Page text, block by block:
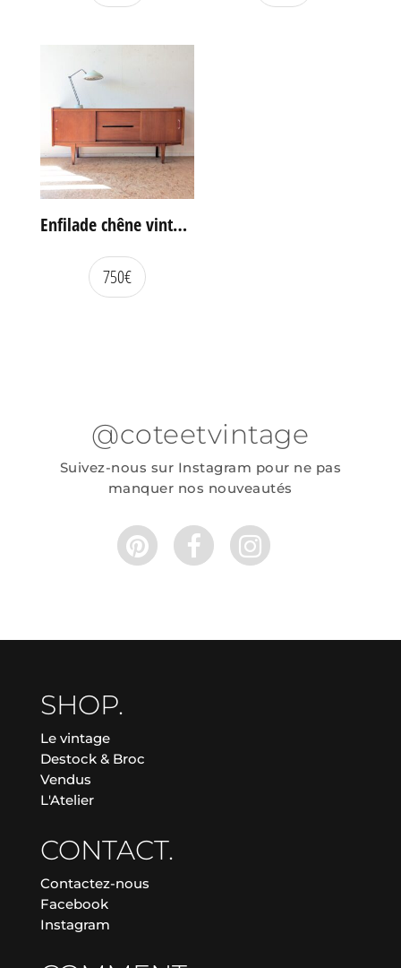
Enfilade chêne vintage portes coulissantes
750€
@coteetvintage
Suivez-nous sur Instagram pour ne pas
manquer nos nouveautés
SHOP.
Le vintage
Destock & Broc
Vendus
L'Atelier
CONTACT.
Contactez-nous
Facebook
Instagram